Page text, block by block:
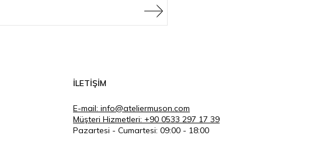
İLETİŞİM
E-mail: info@ateliermuson.com
Müşteri Hizmetleri: +90 0533 297 17 39
Pazartesi - Cumartesi: 09:00 - 18:00